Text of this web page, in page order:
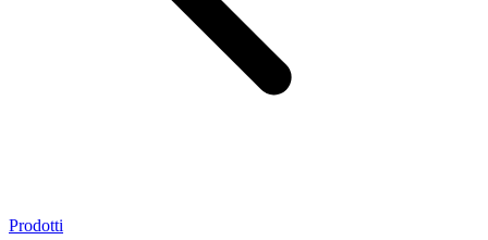
Prodotti